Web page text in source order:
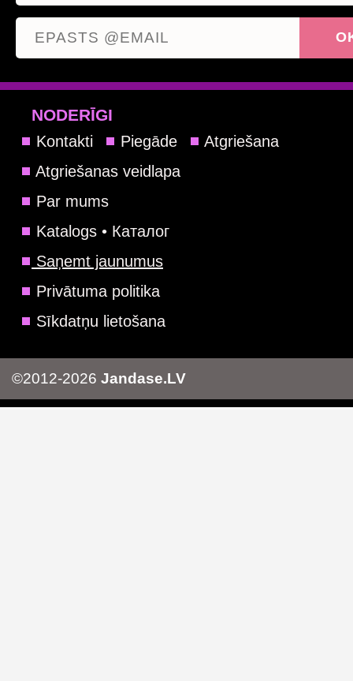
NODERĪGI
Kontakti Piegāde
Atgriešana
Atgriešanas veidlapa
Par mums
Katalogs • Каталог
Saņemt jaunumus
Privātuma politika
Sīkdatņu lietošana
©2012-2026 Jandase.LV